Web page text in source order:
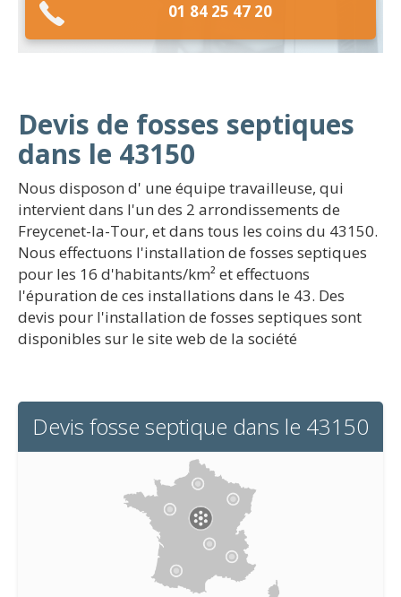
01 84 25 47 20
Devis de fosses septiques
dans le 43150
Nous disposon d' une équipe travailleuse, qui
intervient dans l'un des 2 arrondissements de
Freycenet-la-Tour, et dans tous les coins du 43150.
Nous effectuons l'installation de fosses septiques
pour les 16 d'habitants/km² et effectuons
l'épuration de ces installations dans le 43. Des
devis pour l'installation de fosses septiques sont
disponibles sur le site web de la société
Devis fosse septique dans le 43150